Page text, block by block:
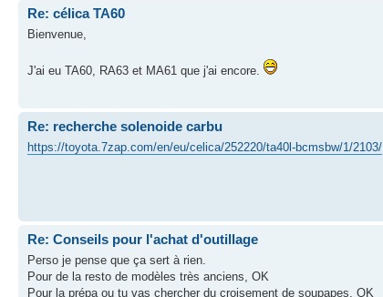
Re: célica TA60
Bienvenue,
J'ai eu TA60, RA63 et MA61 que j'ai encore.
Re: recherche solenoide carbu
https://toyota.7zap.com/en/eu/celica/252220/ta40l-bcmsbw/1/2103/
Re: Conseils pour l'achat d'outillage
Perso je pense que ça sert à rien.
Pour de la resto de modèles très anciens, OK
Pour la prépa ou tu vas chercher du croisement de soupapes, OK